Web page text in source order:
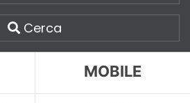
Cerca
MOBILE